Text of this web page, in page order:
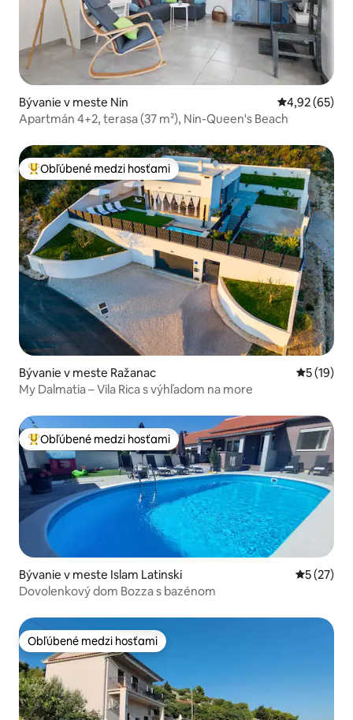
Bývanie v meste Nin Priemerné
4,92 (65)
Apartmán 4+2, terasa (37 m²), Nin-Queen's Beach
Najobľúbenejšie medzi hosťami
Obľúbené medzi hosťami
Bývanie v meste Ražanac
5 (19)
My Dalmatia – Vila Rica s výhľadom na more
Najobľúbenejšie medzi hosťami
Obľúbené medzi hosťami
Bývanie v meste Islam Latinski
5 (27)
Dovolenkový dom Bozza s bazénom
Obľúbené medzi hosťami
Obľúbené medzi hosťami